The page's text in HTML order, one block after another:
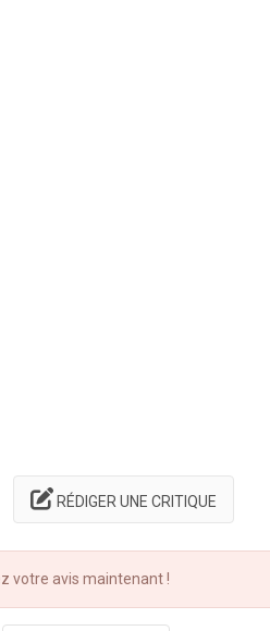
RÉDIGER UNE CRITIQUE
votre avis maintenant !